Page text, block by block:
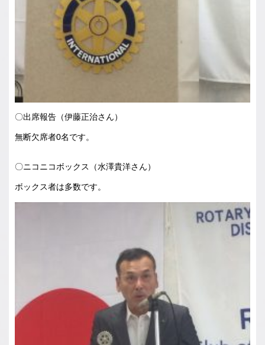
〇出席報告（伊藤正治さん）
無断欠席者0名です。
〇ニコニコボックス（水澤貴洋さん）
ボックス者は多数です。